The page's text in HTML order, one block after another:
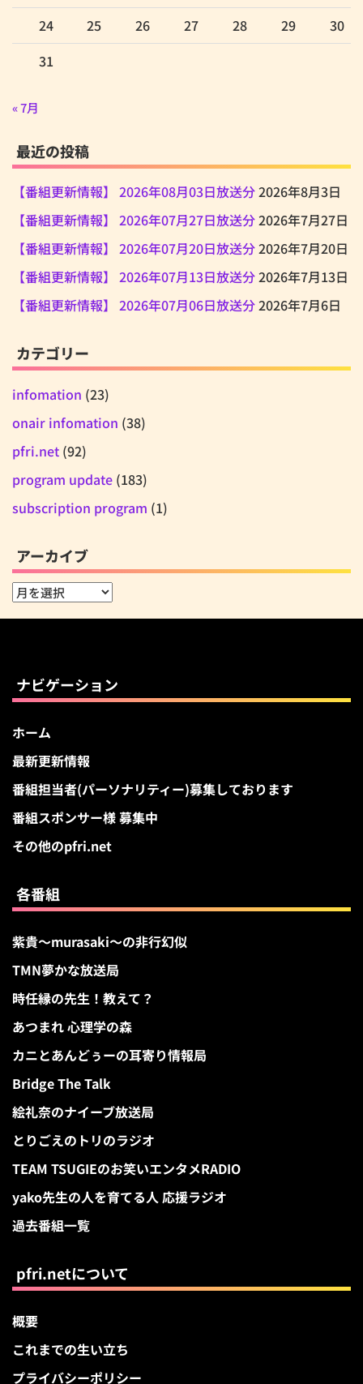
24
25 26 27 28 29
30
31
« 7月
最近の投稿
【番組更新情報】 2026年08月03日放送分2026年8月3日
【番組更新情報】 2026年07月27日放送分2026年7月27日
【番組更新情報】 2026年07月20日放送分2026年7月20日
【番組更新情報】 2026年07月13日放送分2026年7月13日
【番組更新情報】 2026年07月06日放送分2026年7月6日
カテゴリー
infomation (23)
onair infomation (38)
pfri.net (92)
program update (183)
subscription program (1)
アーカイブ
ア
ナビゲーション
ホーム
最新更新情報
番組担当者(パーソナリティー)募集しております
番組スポンサー様 募集中
その他のpfri.net
各番組
紫貴～murasaki～の非行幻似
TMN夢かな放送局
時任縁の先生！教えて？
あつまれ 心理学の森
カニとあんどぅーの耳寄り情報局
Bridge The Talk
絵礼奈のナイーブ放送局
とりごえのトリのラジオ
TEAM TSUGIEのお笑いエンタメRADIO
yako先生の人を育てる人 応援ラジオ
過去番組一覧
pfri.netについて
概要
これまでの生い立ち
プライバシーポリシー